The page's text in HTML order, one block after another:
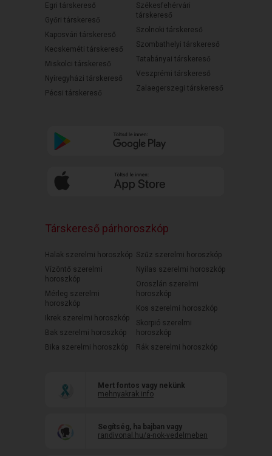
Egri társkereső
Győri társkereső
Kaposvári társkereső
Kecskeméti társkereső
Miskolci társkereső
Nyíregyházi társkereső
Pécsi társkereső
Székesfehérvári
társkereső
Szolnoki társkereső
Szombathelyi társkereső
Tatabányai társkereső
Veszprémi társkereső
Zalaegerszegi társkereső
Társkereső párhoroszkóp
Halak szerelmi horoszkóp
Vízöntő szerelmi
horoszkóp
Mérleg szerelmi
horoszkóp
Ikrek szerelmi horoszkóp
Bak szerelmi horoszkóp
Bika szerelmi horoszkóp
Szűz szerelmi horoszkóp
Nyilas szerelmi horoszkóp
Oroszlán szerelmi
horoszkóp
Kos szerelmi horoszkóp
Skorpió szerelmi
horoszkóp
Rák szerelmi horoszkóp
Mert fontos vagy nekünk
mehnyakrak.info
Segítség, ha bajban vagy
randivonal.hu/a-nok-vedelmeben